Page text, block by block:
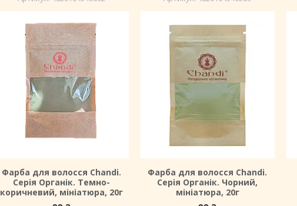
Фарба для волосся Chandi.
Серія Органік. Темно-
коричневий, мініатюра, 20г
Фарба для волосся Chandi.
Серія Органік. Чорний,
мініатюра, 20г